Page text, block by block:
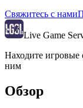
Свяжитесь с нами
Live Game
Находите игровые
ним
Обзор